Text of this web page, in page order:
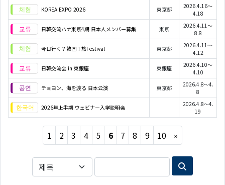
KOREA EXPO 2026 東京都
2026.4.16～
4.18
日韓交流ハナ東京4期 日本人メンバー募集 東京
2026.4.11～
8.8
今日行く？韓国！旅Festival 東京都
2026.4.11～
4.12
日韓交流会 in 東銀座 東銀座
2026.4.10～
4.10
チョヨン、海を渡る 日本公演 東京都
2026.4.8～4.
8
2026年上半期 ウェビナー入学説明会
2026.4.8～4.
19
1 2 3 4 5 6 7 8 9 10 »